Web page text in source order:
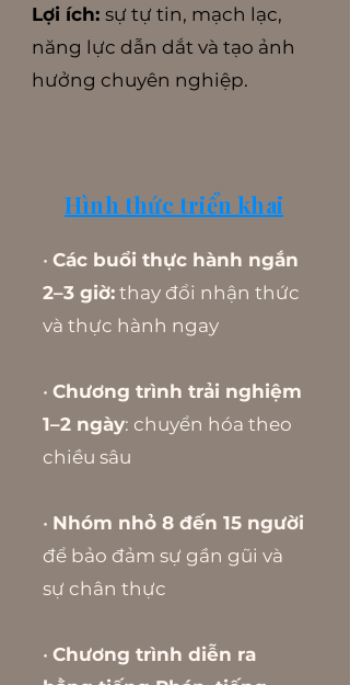
Lợi ích: sự tự tin, mạch lạc,
năng lực dẫn dắt và tạo ảnh
hưởng chuyên nghiệp.
Hình thức triển khai
• Các buổi thực hành ngắn
2–3 giờ: thay đổi nhận thức
và thực hành ngay
• Chương trình trải nghiệm
1–2 ngày: chuyển hóa theo
chiều sâu
• Nhóm nhỏ 8 đến 15 người
để bảo đảm sự gần gũi và
sự chân thực
• Chương trình diễn ra